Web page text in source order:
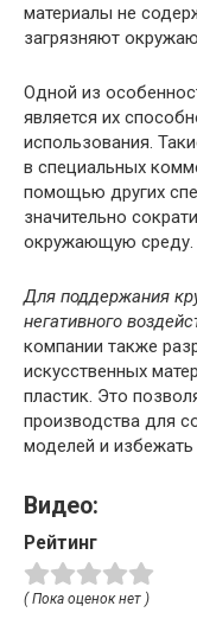
материалы не
загрязняют
Одной из
является их
использования.
в специальных
помощью других
значительно
окружающую среду.
Для поддержания
негативного
компании также
искусственных
пластик. Это
производства для
моделей и
Видео:
Рейтинг
( Пока оценок нет )